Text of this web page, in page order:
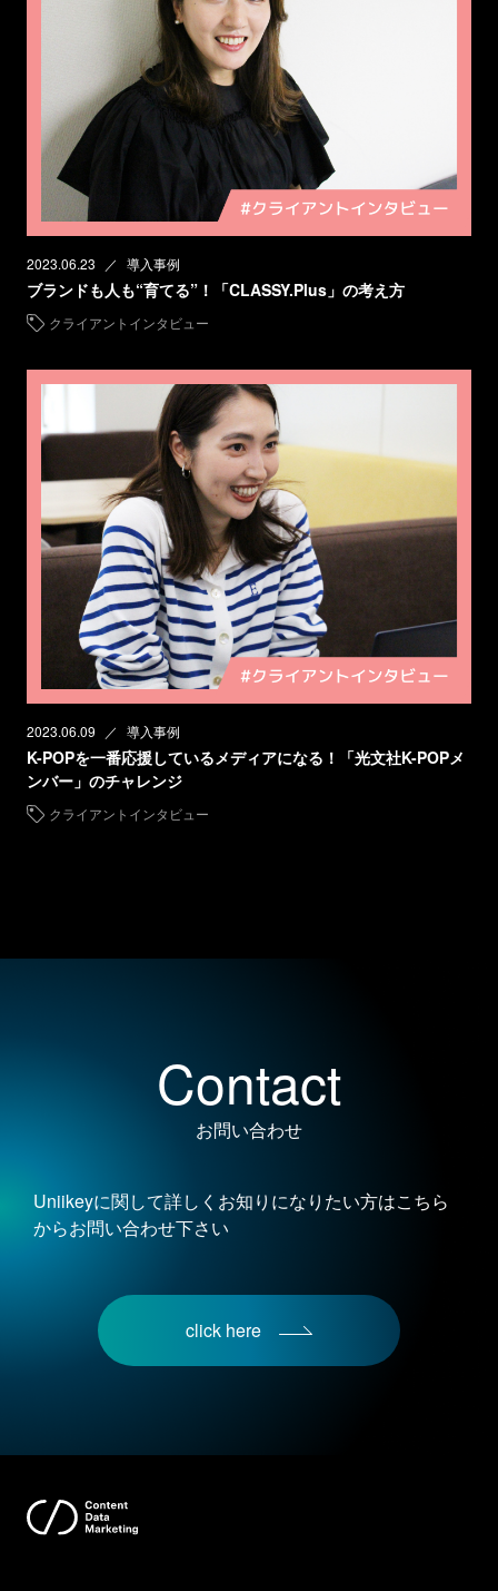
2023.06.23 導入事例
ブランドも人も“育てる”！「CLASSY.Plus」の考え方
クライアントインタビュー
2023.06.09 導入事例
K-POPを一番応援しているメディアになる！「光文社K-POPメ
ンバー」のチャレンジ
クライアントインタビュー
Contact
お問い合わせ
Uniikeyに関して詳しくお知りになりたい方はこちら
からお問い合わせ下さい
click here